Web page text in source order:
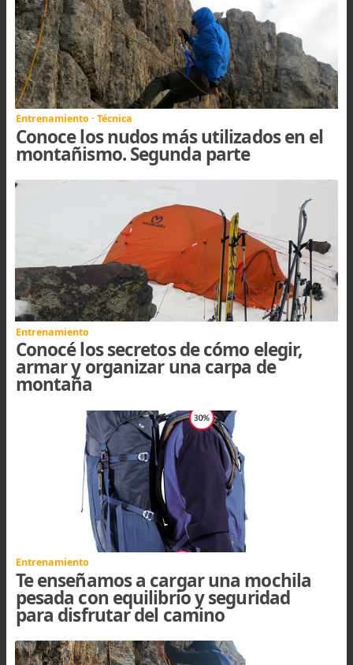
Montañista desde 1985, ha desempeñado tareas
las áreas de cultura, educación,
dirección, organización, administración. Fundó
1996 laEscuela de Entrenamientos de
en el año 2000 elCentro Cultural Argentino
Montaña, en el 2008 larevista digital Noticias
Montañay en el 2010 laRed Cultural del
todos emprendimientos que hoy siguen
y madurando. Además es
fotógrafo, periodista y editor; e impulsor
proyectos vinculados a la cultura de montaña
Argentina.
Terapeuta desde el año 1992,
desarrollador de la medicina natural y el trabajo
autoconocimiento personal, Auxiliar
Kinesiología, Consejero emocional, Terapeuta
Medicina Tradicional China, Técnico en Tui
(masaje Chino), Técnico en Acupuntura, Técnico
hipnoterapia, Masoterapeuta, Técnico
Digitopuntura, Técnico en Reflexología, Técnico
Moxibustion, Técnico en Auricupuntura,
en Chi Kung, Instructor de Kung Fu, Practicante
Iaido, Meditación Zen.
Subir
| COMENTARIOS(0)
Comentar